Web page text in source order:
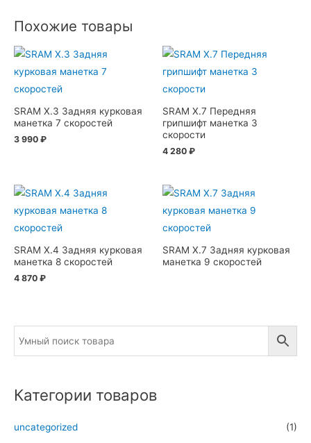
Похожие товары
SRAM X.3 Задняя курковая
манетка 7 скоростей
3 990 ₽
SRAM X.7 Передняя
грипшифт манетка 3
скорости
4 280 ₽
SRAM X.4 Задняя курковая
манетка 8 скоростей
4 870 ₽
SRAM X.7 Задняя курковая
манетка 9 скоростей
Категории товаров
uncategorized (1)